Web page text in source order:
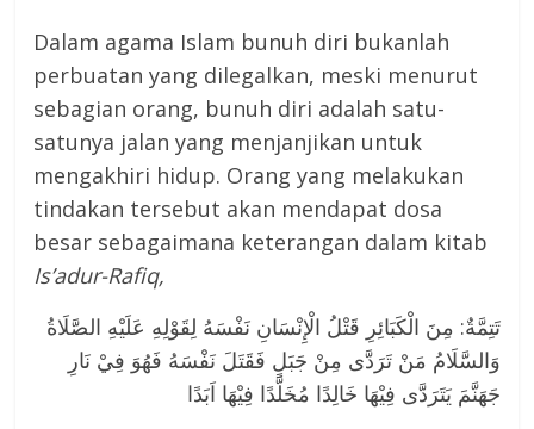
Dalam agama Islam bunuh diri bukanlah
perbuatan yang dilegalkan, meski menurut
sebagian orang, bunuh diri adalah satu-
satunya jalan yang menjanjikan untuk
mengakhiri hidup. Orang yang melakukan
tindakan tersebut akan mendapat dosa
besar sebagaimana keterangan dalam kitab
Is’adur-Rafiq,
تَتِمَّةٌ: مِنَ الْكَبَائِرِ قَتْلُ الْإِنْسَانِ نَفْسَهُ لِقَوْلِهِ عَلَيْهِ الصَّلَاةُ
وَالسَّلَامُ مَنْ تَرَدَّى مِنْ جَبَلٍ فَقَتَلَ نَفْسَهُ فَهُوَ فِيْ نَارِ
جَهَنَّمَ يَتَرَدَّى فِيْهَا خَالِدًا مُخَلَّدًا فِيْهَا اَبَدًا